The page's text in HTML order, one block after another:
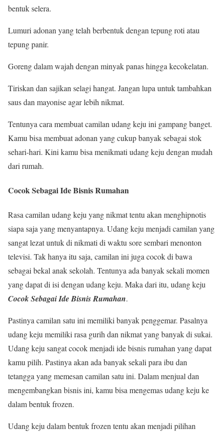
bentuk selera.
Lumuri adonan yang telah berbentuk dengan tepung roti atau
tepung panir.
Goreng dalam wajah dengan minyak panas hingga kecokelatan.
Tiriskan dan sajikan selagi hangat. Jangan lupa untuk tambahkan
saus dan mayonise agar lebih nikmat.
Tentunya cara membuat camilan udang keju ini gampang banget.
Kamu bisa membuat adonan yang cukup banyak sebagai stok
sehari-hari. Kini kamu bisa menikmati udang keju dengan mudah
dari rumah.
Cocok Sebagai Ide Bisnis Rumahan
Rasa camilan udang keju yang nikmat tentu akan menghipnotis
siapa saja yang menyantapnya. Udang keju menjadi camilan yang
sangat lezat untuk di nikmati di waktu sore sembari menonton
televisi. Tak hanya itu saja, camilan ini juga cocok di bawa
sebagai bekal anak sekolah. Tentunya ada banyak sekali momen
yang dapat di isi dengan udang keju. Maka dari itu, udang keju
Cocok Sebagai Ide Bisnis Rumahan.
Pastinya camilan satu ini memiliki banyak penggemar. Pasalnya
udang keju memiliki rasa gurih dan nikmat yang banyak di sukai.
Udang keju sangat cocok menjadi ide bisnis rumahan yang dapat
kamu pilih. Pastinya akan ada banyak sekali para ibu dan
tetangga yang memesan camilan satu ini. Dalam menjual dan
mengembangkan bisnis ini, kamu bisa mengemas udang keju ke
dalam bentuk frozen.
Udang keju dalam bentuk frozen tentu akan menjadi pilihan